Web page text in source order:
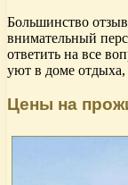
Большинство
внимательный
ответить на все
уют в доме отдыха,
Цены на